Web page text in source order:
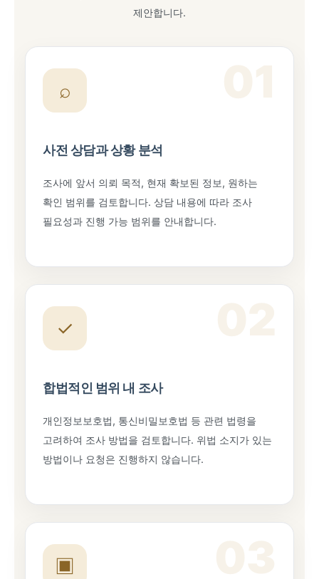
제안합니다.
⌕
사전 상담과 상황 분석
조사에 앞서 의뢰 목적, 현재 확보된 정보, 원하는
확인 범위를 검토합니다. 상담 내용에 따라 조사
필요성과 진행 가능 범위를 안내합니다.
✓
합법적인 범위 내 조사
개인정보보호법, 통신비밀보호법 등 관련 법령을
고려하여 조사 방법을 검토합니다. 위법 소지가 있는
방법이나 요청은 진행하지 않습니다.
▣